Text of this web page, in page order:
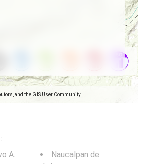
and the GIS User Community
:
A.
Naucalpan de